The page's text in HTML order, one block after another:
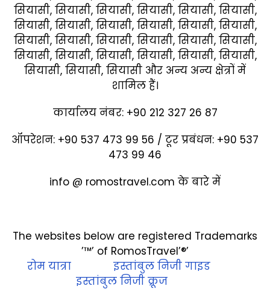
सियासी, सियासी, सियासी, सियासी, सियासी, सियासी,
सियासी, सियासी, सियासी, सियासी, सियासी, सियासी,
सियासी, सियासी, सियासी, सियासी, सियासी, सियासी,
सियासी, सियासी, सियासी, सियासी, सियासी, सियासी,
सियासी, सियासी, सियासी और अन्य अन्य क्षेत्रों में
शामिल हैं।
कार्यालय नंबर: +90 212 327 26 87
ऑपरेशन: +90 537 473 99 56 / टूर प्रबंधन: +90 537
473 99 46
info @ romostravel.com के बारे में
The websites below are registered Trademarks
’™’ of RomosTravel’®’
रोम यात्रा
इस्तांबुल निजी गाइड
इस्तांबुल निजी क्रूज